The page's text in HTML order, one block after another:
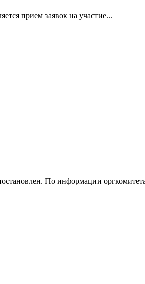
прием заявок на участие...
По информации